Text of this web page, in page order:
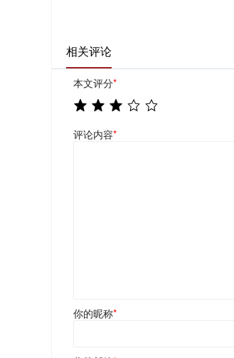
相关评论
本文评分*
评论内容*
你的昵称*